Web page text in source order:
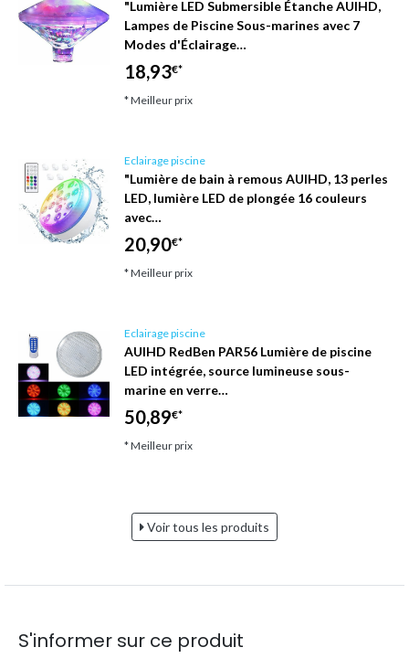
"Lumière LED Submersible Étanche AUIHD,
Lampes de Piscine Sous-marines avec 7
Modes d'Éclairage…
18,93€*
* Meilleur prix
Eclairage piscine
"Lumière de bain à remous AUIHD, 13 perles
LED, lumière LED de plongée 16 couleurs
avec…
20,90€*
* Meilleur prix
Eclairage piscine
AUIHD RedBen PAR56 Lumière de piscine
LED intégrée, source lumineuse sous-
marine en verre…
50,89€*
* Meilleur prix
Voir tous les produits
S'informer sur ce produit